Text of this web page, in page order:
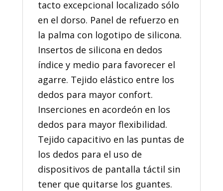
tacto excepcional localizado sólo
en el dorso. Panel de refuerzo en
la palma con logotipo de silicona.
Insertos de silicona en dedos
índice y medio para favorecer el
agarre. Tejido elástico entre los
dedos para mayor confort.
Inserciones en acordeón en los
dedos para mayor flexibilidad.
Tejido capacitivo en las puntas de
los dedos para el uso de
dispositivos de pantalla táctil sin
tener que quitarse los guantes.